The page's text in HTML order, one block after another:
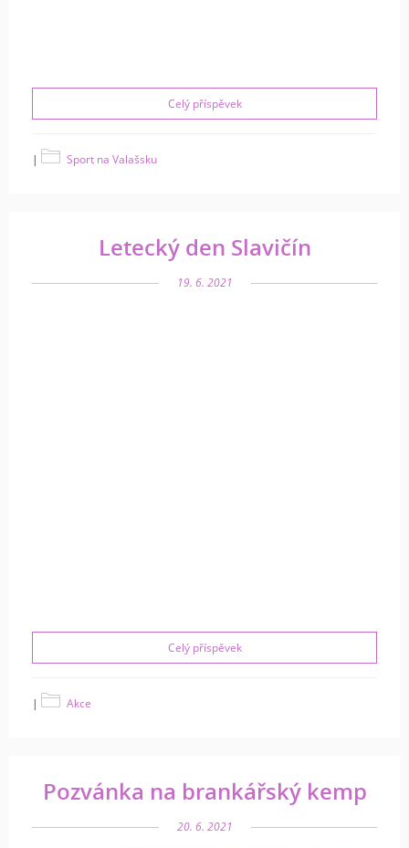
Celý příspěvek
| Sport na Valašsku
Letecký den Slavičín
19. 6. 2021
Celý příspěvek
| Akce
Pozvánka na brankářský kemp
20. 6. 2021